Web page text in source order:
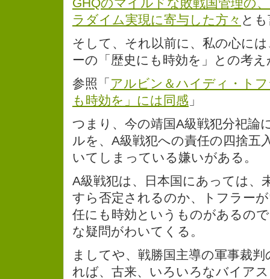
ラダイム実現に寄与した方々 と
そして、それ以前に、私の心に
ーの「歴史にも時効を」との考
参照「 アルビン＆ハイディ・ト
も時効を」には同感 」
つまり、今の靖国A級戦犯分祀論
ルを、A級戦犯への責任の四捨五
いてしまっている嫌いがある。
A級戦犯は、日本国にあっては、
すら否定されるのか、トフラー
任にも時効というものがあるの
な疑問がわいてくる。
ましてや、戦勝国主導の軍事裁
れば、古来、いろいろなバイア